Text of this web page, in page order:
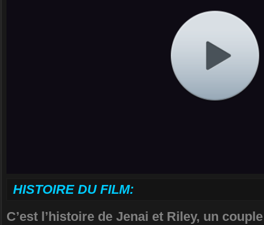
HISTOIRE DU FILM:
C’est l’histoire de Jenai et Riley, un couple